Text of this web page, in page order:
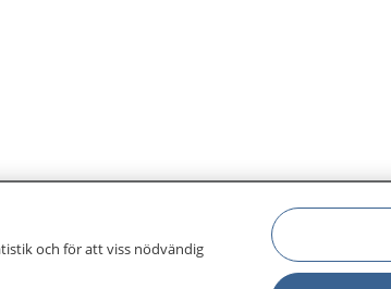
och för att viss nödvändig